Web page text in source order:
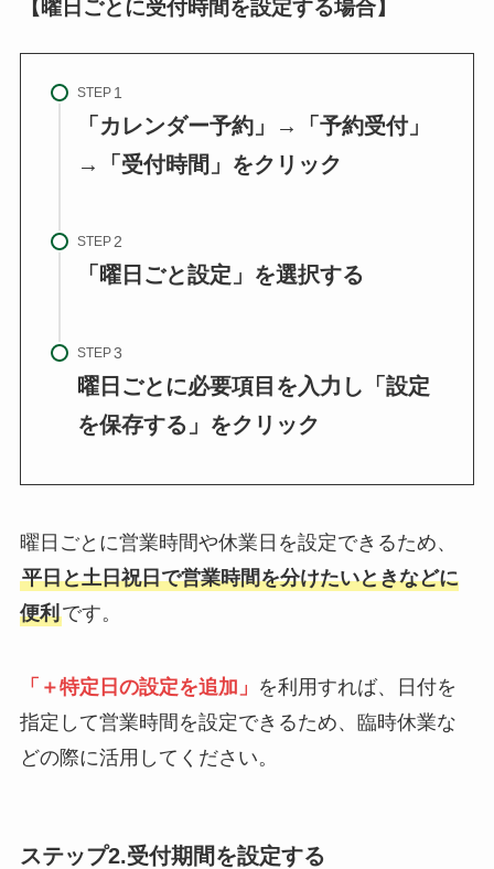
【曜日ごとに受付時間を設定する場合】
STEP
「カレンダー予約」→「予約受付」
→「受付時間」をクリック
STEP
「曜日ごと設定」を選択する
STEP
曜日ごとに必要項目を入力し「設定
を保存する」をクリック
曜日ごとに営業時間や休業日を設定できるため、
平日と土日祝日で営業時間を分けたいときなどに
便利です。
「＋特定日の設定を追加」 を利用すれば、日付を
指定して営業時間を設定できるため、臨時休業な
どの際に活用してください。
ステップ2.受付期間を設定する